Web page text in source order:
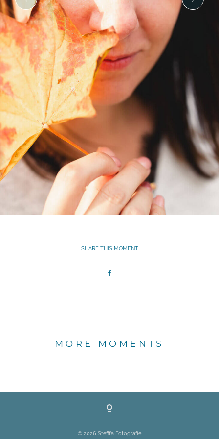
SHARE THIS MOMENT
MORE MOMENTS
© 2026 Stefffa Fotografie
Gutschein
About
Sag Hallo
© 2026
Stefffa Fotografie
Impressum
Datenschutz